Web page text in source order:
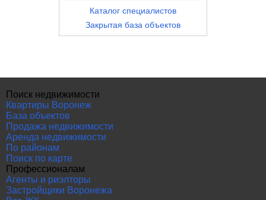
Каталог специалистов
Закрытая база объектов
Поиск недвижимости
Квартиры Воронеж
База объектов
Продажа недвижимости
Аренда недвижимости
По районам
Поиск по карте
Профессионалам
Агенты и риэлторы
Застройщики Воронежа